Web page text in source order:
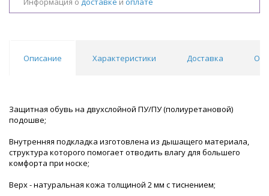
Описание Характеристики Доставка
Защитная обувь на двухслойной ПУ/ПУ (полиуретановой)
подошве;
Внутренняя подкладка изготовлена из дышащего материала,
структура которого помогает отводить влагу для большего
комфорта при носке;
Верх - натуральная кожа толщиной 2 мм с тиснением;